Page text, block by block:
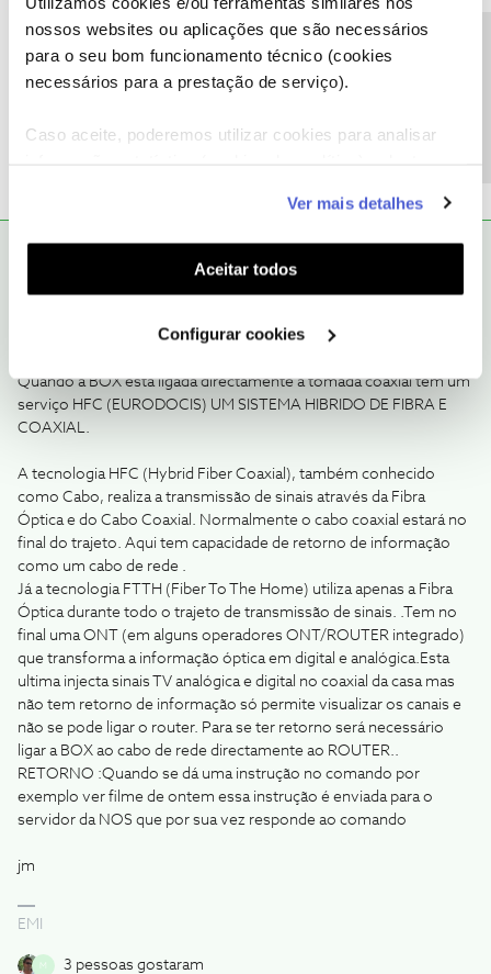
nossos websites ou aplicações que são necessários
para o seu bom funcionamento técnico (cookies
necessários para a prestação de serviço).
Caso aceite, poderemos utilizar cookies para analisar
funcionalidades (cookies de personalização e
funcionalidade) e adaptar anúncios aos seus interesses
(cookies de publicidade personalizada). Pode gerir a
utilização dos cookies clicando em "Configurar
Ver mais detalhes
Aceitar todos
Configurar cookies
juli89 Forum|Forum|8 years ago
Vasco, o serviço é o mesmo ?
Sr.Vasco
Quando a BOX esta ligada ao router de forma directa tem serviço
Quando a BOX esta ligada directamente a tomada coaxial tem um
serviço HFC (EURODOCIS) UM SISTEMA HIBRIDO DE FIBRA E
COAXIAL.
A tecnologia HFC (Hybrid Fiber Coaxial), também conhecido
como Cabo, realiza a transmissão de sinais através da Fibra
Óptica e do Cabo Coaxial. Normalmente o cabo coaxial estará no
final do trajeto. Aqui tem capacidade de retorno de informação
como um cabo de rede .
Já a tecnologia FTTH (Fiber To The Home) utiliza apenas a Fibra
Óptica durante todo o trajeto de transmissão de sinais. .Tem no
final uma ONT (em alguns operadores ONT/ROUTER integrado)
que transforma a informação óptica em digital e analógica.Esta
ultima injecta sinais TV analógica e digital no coaxial da casa mas
não tem retorno de informação só permite visualizar os canais e
não se pode ligar o router. Para se ter retorno será necessário
ligar a BOX ao cabo de rede directamente ao ROUTER..
RETORNO :Quando se dá uma instrução no comando por
exemplo ver filme de ontem essa instrução é enviada para o
servidor da NOS que por sua vez responde ao comando
jm
EMI
M 3 pessoas gostaram